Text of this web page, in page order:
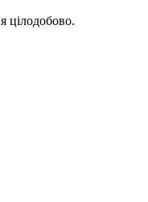
цілодобово.